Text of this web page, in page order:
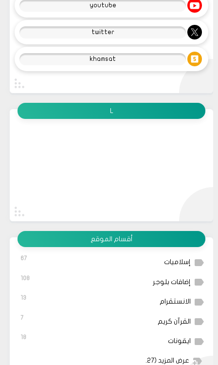
youtube
twitter
khamsat
L
أقسام الموقع
إسلاميات 67
إضافات بلوجر 108
الانستقرام 13
القرآن كريم 7
ايقونات 18
عرض المزيد (27)